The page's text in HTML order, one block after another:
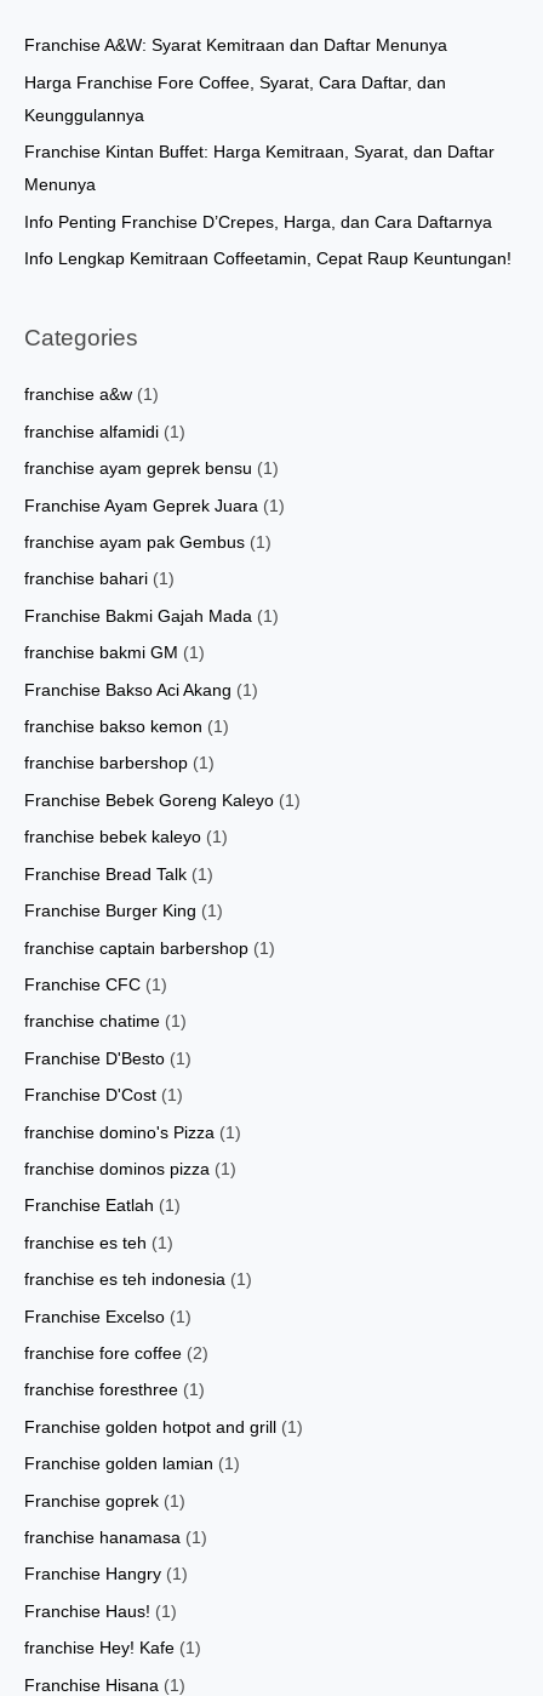
h
f
o
r
:
Franchise A&W: Syarat Kemitraan dan Daftar Menunya
Harga Franchise Fore Coffee, Syarat, Cara Daftar, dan
Keunggulannya
Franchise Kintan Buffet: Harga Kemitraan, Syarat, dan Daftar
Menunya
Info Penting Franchise D’Crepes, Harga, dan Cara Daftarnya
Info Lengkap Kemitraan Coffeetamin, Cepat Raup Keuntungan!
Categories
franchise a&w (1)
franchise alfamidi (1)
franchise ayam geprek bensu (1)
Franchise Ayam Geprek Juara (1)
franchise ayam pak Gembus (1)
franchise bahari (1)
Franchise Bakmi Gajah Mada (1)
franchise bakmi GM (1)
Franchise Bakso Aci Akang (1)
franchise bakso kemon (1)
franchise barbershop (1)
Franchise Bebek Goreng Kaleyo (1)
franchise bebek kaleyo (1)
Franchise Bread Talk (1)
Franchise Burger King (1)
franchise captain barbershop (1)
Franchise CFC (1)
franchise chatime (1)
Franchise D'Besto (1)
Franchise D'Cost (1)
franchise domino's Pizza (1)
franchise dominos pizza (1)
Franchise Eatlah (1)
franchise es teh (1)
franchise es teh indonesia (1)
Franchise Excelso (1)
franchise fore coffee (2)
franchise foresthree (1)
Franchise golden hotpot and grill (1)
Franchise golden lamian (1)
Franchise goprek (1)
franchise hanamasa (1)
Franchise Hangry (1)
Franchise Haus! (1)
franchise Hey! Kafe (1)
Franchise Hisana (1)